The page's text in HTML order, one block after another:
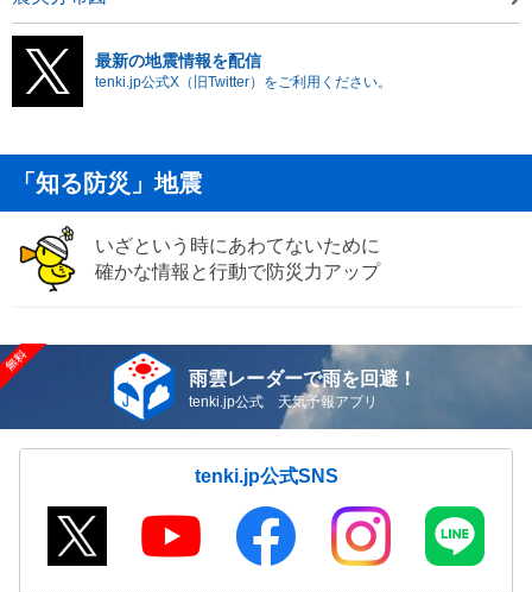
最新の地震情報を配信
tenki.jp公式X（旧Twitter）をご利用ください。
「知る防災」地震
いざという時にあわてないために
確かな情報と行動で防災力アップ
雨雲レーダーで雨を回避！
tenki.jp公式 天気予報アプリ
tenki.jp公式SNS